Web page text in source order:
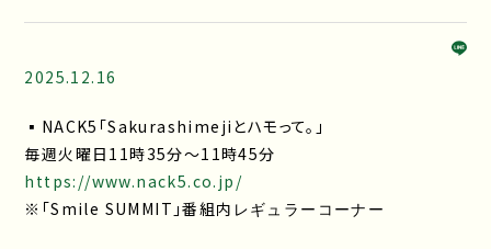
2025.12.16
▪NACK5「Sakurashimejiとハモって。」
毎週火曜日11時35分～11時45分
https://www.nack5.co.jp/
※「Smile SUMMIT」番組内 レギュラーコーナー